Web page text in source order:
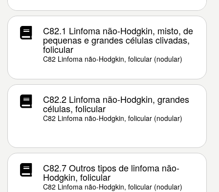
C82.1 Linfoma não-Hodgkin, misto, de
pequenas e grandes células clivadas,
folicular
C82 Linfoma não-Hodgkin, folicular (nodular)
C82.2 Linfoma não-Hodgkin, grandes
células, folicular
C82 Linfoma não-Hodgkin, folicular (nodular)
C82.7 Outros tipos de linfoma não-
Hodgkin, folicular
C82 Linfoma não-Hodgkin, folicular (nodular)